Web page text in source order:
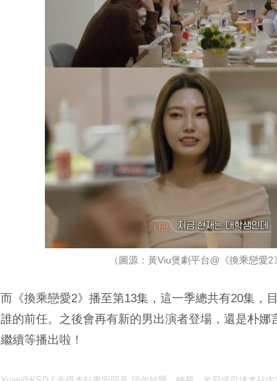
（圖源：黃Viu煲劇平台@《換乘戀愛2
而《換乘戀愛2》播至第13集，這一季總共有20集，
誰的前任。之後會再有新的男出演者登場，還是朴娜
繼續等播出啦！